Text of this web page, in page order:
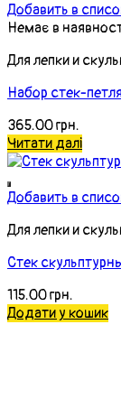
Добавить в
Немає в
Для лепки и
Набор стек-
365.00грн.
Читати далі
Добавить в
Для лепки и
Стек
115.00грн.
Додати у кошик